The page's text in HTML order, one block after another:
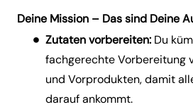
Deine Mission – Das sind Deine
Zutaten vorbereiten: Du
fachgerechte Vorbereitung
und Vorprodukten, damit
darauf ankommt.